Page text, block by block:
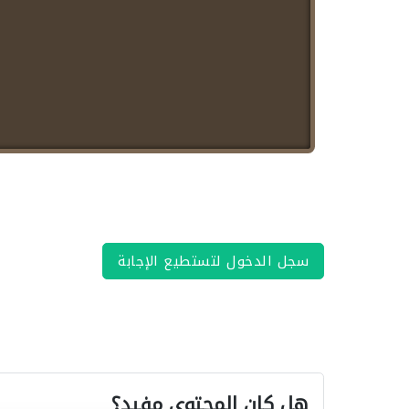
سجل الدخول لتستطيع الإجابة